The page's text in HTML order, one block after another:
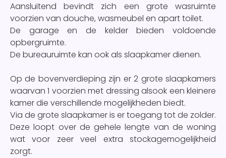
Aansluitend bevindt zich een grote wasruimte
voorzien van douche, wasmeubel en apart toilet.
De garage en de kelder bieden voldoende
opbergruimte.
De bureauruimte kan ook als slaapkamer dienen.
Op de bovenverdieping zijn er 2 grote slaapkamers
waarvan 1 voorzien met dressing alsook een kleinere
kamer die verschillende mogelijkheden biedt.
Via de grote slaapkamer is er toegang tot de zolder.
Deze loopt over de gehele lengte van de woning
wat voor zeer veel extra stockagemogelijkheid
zorgt.